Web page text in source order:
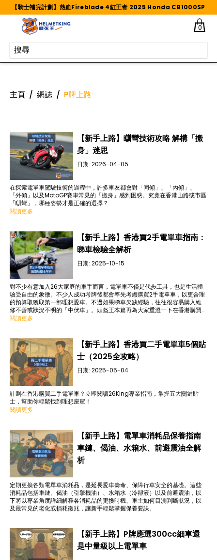
Skip to content
【騎士補完計劃】熱血Fireblade 4缸王者 2025 Honda CB1000SP
0
主頁 / 網誌 / P牌上路
【新手上路】瞓彎技術攻略 解構「搬
身」迷思
日期: 2026-04-05
在探索電單車駕駛技術的過程中，許多車友都會對「同傾」、「內傾」、
「外傾」以及MotoGP賽車常見的「搬身」感到困惑。究竟在香港山路或市區
「瞓彎」，哪種姿勢才是正確的選擇？
閱讀更多
【新手上路】香港買2手電單車指南：
睇車檢驗全解析
日期: 2025-10-15
對不少有意加入26大家庭的車手而言，電單車不僅是代步工具，也是生活體
驗受自由的象徵。不少人成功考牌後都會率先考慮購買2手電單車，以更合理
的預算取獲取第一部理想愛車。不過如果睇車欠缺經驗，往往很容易購入維
修不善或狀況不明的「中伏車」。頭盔王本篇再為大家重溫一下在香港購買2
手電單車時應注意的細節與睇車時的注意事項。
閱讀更多
【新手上路】香港買二手電單車5個貼
士（2025全攻略）
日期: 2025-05-04
計劃在香港購買二手電單車？立即閱讀26King專業指南，掌握五大關鍵貼
士，幫助你輕鬆找到理想座駕！
閱讀更多
【新手上路】電單車消耗品保養指南
車鏈、偈油、水箱水、前避震油全解
析
定期更換各類電單車消耗品，是延長愛車壽命、保障行車安全的基礎。這些
消耗品包括車鏈、偈油（引擎機油）、水箱水（冷卻液）以及前避震油，以
下將以專業角度詳細解釋各消耗品的更換時機、車主如何目測判斷狀況，以
及最常見的老化或損耗徵兆，讓新手輕鬆掌握保養要訣。
【新手上路】P牌應選300cc細車還
是中量級以上電單車